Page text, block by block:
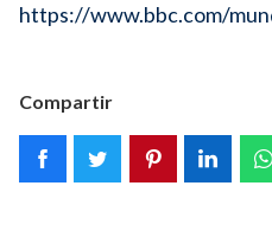
https://www.bbc.com/
Compartir